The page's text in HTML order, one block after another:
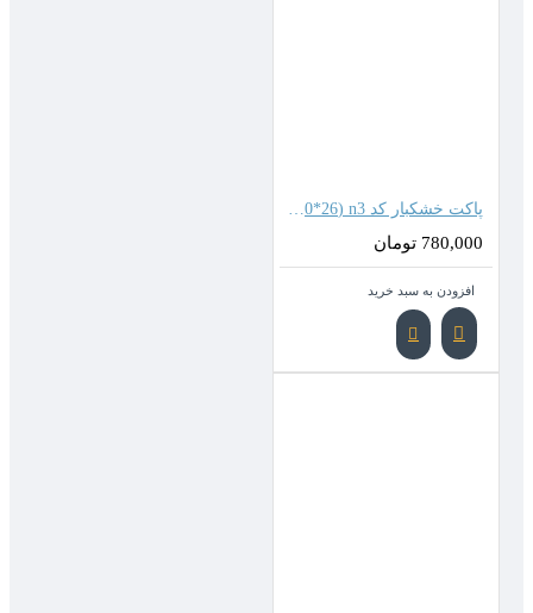
پاکت خشکبار کد n3 (20*26 سانتیمتر)
780,000 تومان
افزودن به سبد خرید